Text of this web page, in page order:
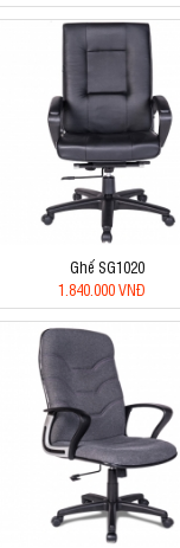
Ghế SG1020
1.840.000 VNĐ